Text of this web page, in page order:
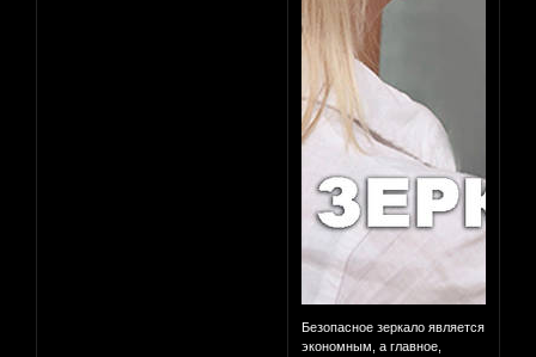
Безопасное зеркало является
экономным, а главное,